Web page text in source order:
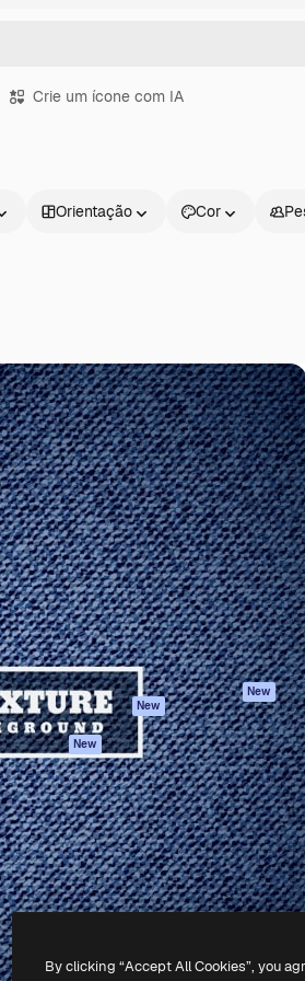
Crie um ícone com IA
Orientação Cor
Produtos
Spaces
Assistente de IA
Gerador de
imagens
Gerador de vídeos
Texto para voz
Conteúdo de stock
MCP para
Claude/ChatGPT
New
Agentes New
API
App móvel
Todas as
ferramentas
Começar
Academy
Documentação
Atendimento
Termos e
condições
Política de
privacidade
Originais New
Política de
Central de
confiabilidade
Afiliados
Empresas
Todos os direitos reservados.
By clicking “Accept All Cookies”, you